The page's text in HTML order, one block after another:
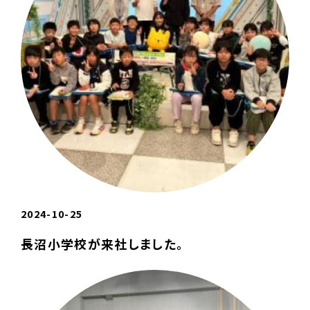
2024-10-25
長沼小学校が来社しました。